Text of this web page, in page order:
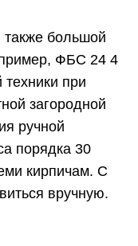
также большой
ФБС 24 4
при
загородной
ручной
порядка 30
кирпичам. С
вручную.